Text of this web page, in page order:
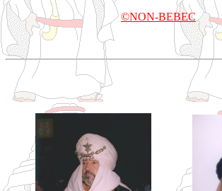
©NON-BEBEC